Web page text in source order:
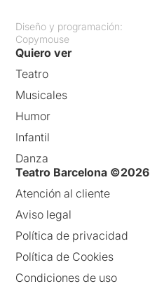
Diseño y programación:
Copymouse
Quiero ver
Teatro
Musicales
Humor
Infantil
Danza
Teatro Barcelona ©2026
Atención al cliente
Aviso legal
Política de privacidad
Política de Cookies
Condiciones de uso